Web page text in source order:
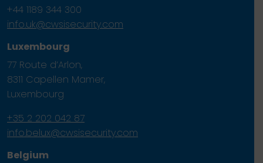
+44 1189 344 300
info.uk@cwsisecurity.com
Luxembourg
77 Route d’Arlon,
8311 Capellen Mamer,
Luxembourg
+35 2 202 042 87
info.belux@cwsisecurity.com
Belgium